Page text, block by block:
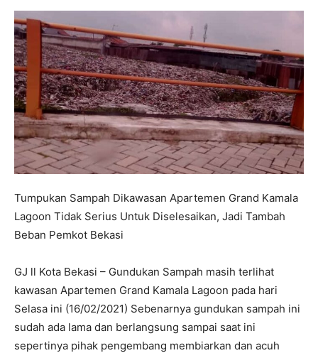
Tumpukan Sampah Dikawasan Apartemen Grand Kamala
Lagoon Tidak Serius Untuk Diselesaikan, Jadi Tambah
Beban Pemkot Bekasi
GJ ll Kota Bekasi – Gundukan Sampah masih terlihat
kawasan Apartemen Grand Kamala Lagoon pada hari
Selasa ini (16/02/2021) Sebenarnya gundukan sampah ini
sudah ada lama dan berlangsung sampai saat ini
sepertinya pihak pengembang membiarkan dan acuh